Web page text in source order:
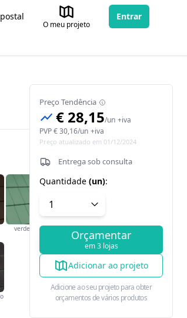
O meu projeto
Entrar
verde cobre
Preço Tendência
€ 28,15/un +iva
PVP€ 30,16/un +iva
Preço atualizado em 01/12/2024
Entrega sob consulta
Quantidade (un):
Orçamentar
em 3 lojas
Adicionar ao projeto
Adicione ao seu projeto para obter
orçamentos de vários produtos